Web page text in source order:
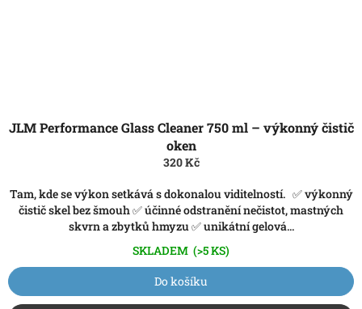
JLM Performance Glass Cleaner 750 ml – výkonný čistič
oken
320 Kč
Tam, kde se výkon setkává s dokonalou viditelností. ✅ výkonný
čistič skel bez šmouh ✅ účinné odstranění nečistot, mastných
skvrn a zbytků hmyzu ✅ unikátní gelová...
SKLADEM (>5 KS)
Do košíku